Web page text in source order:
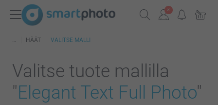
HÄÄT VALITSE MALLI
Valitse tuote mallilla
"Elegant Text Full Photo"